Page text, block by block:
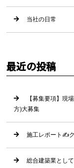
当社の日常
最近の投稿
【募集要項】現
方)大募集
施工レポート✍
総合建築業とし